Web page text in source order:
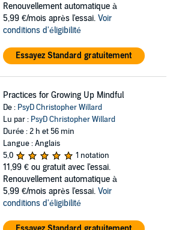
Renouvellement automatique à
5,99 €/mois après l'essai. Voir
conditions d'éligibilité
Essayez Standard gratuitement
Practices for Growing Up Mindful
De : PsyD Christopher Willard
Lu par : PsyD Christopher Willard
Durée : 2 h et 56 min
Langue : Anglais
5,0
1 notation
11,99 € ou gratuit avec l'essai.
Renouvellement automatique à
5,99 €/mois après l'essai. Voir
conditions d'éligibilité